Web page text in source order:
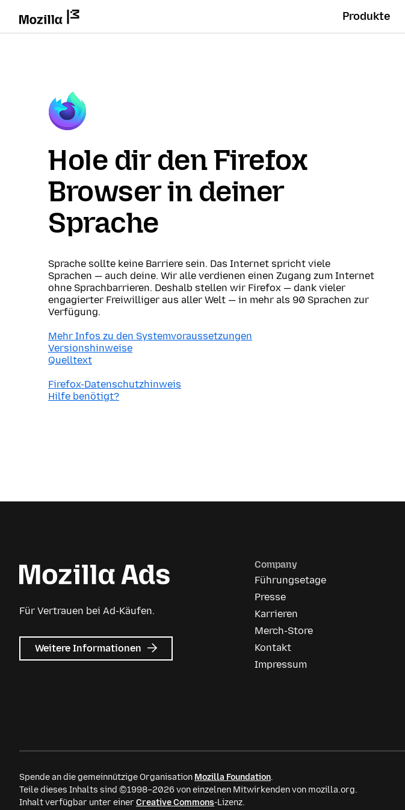
Produkte
Hole dir den Firefox
Browser in deiner
Sprache
Sprache sollte keine Barriere sein. Das Internet spricht viele
Sprachen — auch deine. Wir alle verdienen einen Zugang zum Internet
ohne Sprachbarrieren. Deshalb stellen wir Firefox — dank vieler
engagierter Freiwilliger aus aller Welt — in mehr als 90 Sprachen zur
Verfügung.
Mehr Infos zu den Systemvoraussetzungen
Versionshinweise
Quelltext
Firefox-Datenschutzhinweis
Hilfe benötigt?
Für Vertrauen bei Ad-Käufen.
Weitere Informationen zu
Mozilla
Company
Führungsetage
Presse
Karrieren
Merch-Store
Kontakt
Impressum
Spende an die gemeinnützige Organisation Mozilla Foundation.
Teile dieses Inhalts sind ©1998–2026 von einzelnen Mitwirkenden von mozilla.org.
Inhalt verfügbar unter einer Creative Commons-Lizenz.